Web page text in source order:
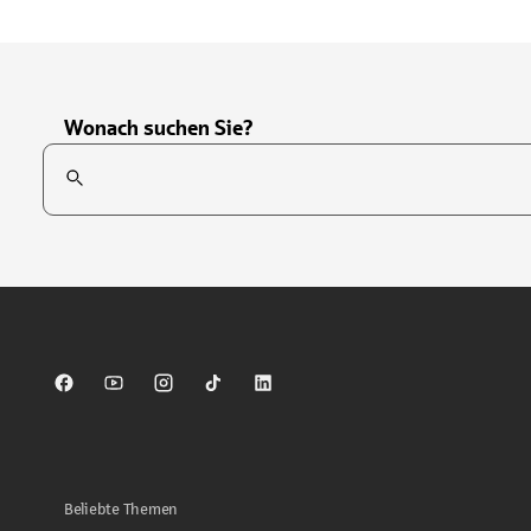
Wonach suchen Sie?
Suchfeld
Sparkasse auf Facebook
Sparkasse auf Youtube
Sparkasse auf Instagram
Sparkasse auf TikTok
Sparkasse auf LinkedIn
Beliebte Themen